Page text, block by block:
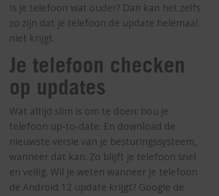
Is je telefoon wat ouder? Dan kan het zelfs
zo zijn dat je telefoon de update helemaal
niet krijgt.
Je telefoon checken
op updates
Wat altijd slim is om te doen: hou je
telefoon up-to-date. En download de
nieuwste versie van je besturingssysteem,
wanneer dat kan. Zo blijft je telefoon snel
en veilig. Wil je weten wanneer je telefoon
de Android 12 update krijgt? Google de